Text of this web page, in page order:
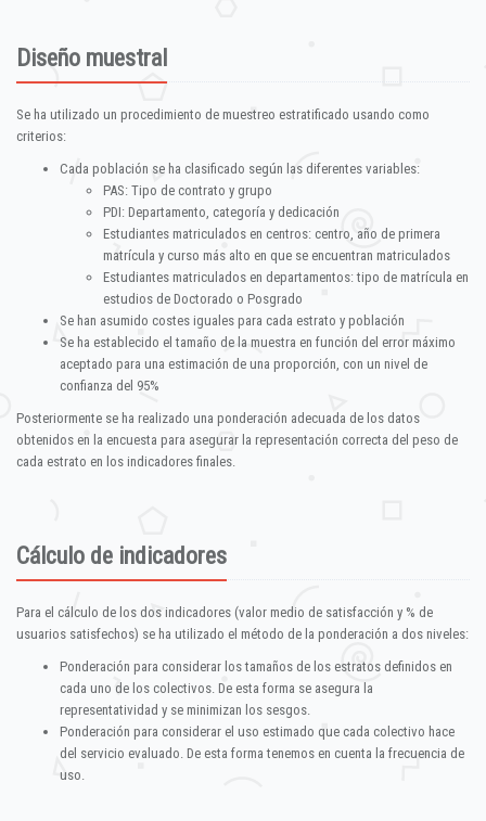
Diseño muestral
Se ha utilizado un procedimiento de muestreo estratificado usando como
criterios:
Cada población se ha clasificado según las diferentes variables:
PAS: Tipo de contrato y grupo
PDI: Departamento, categoría y dedicación
Estudiantes matriculados en centros: centro, año de primera
matrícula y curso más alto en que se encuentran matriculados
Estudiantes matriculados en departamentos: tipo de matrícula en
estudios de Doctorado o Posgrado
Se han asumido costes iguales para cada estrato y población
Se ha establecido el tamaño de la muestra en función del error máximo
aceptado para una estimación de una proporción, con un nivel de
confianza del 95%
Posteriormente se ha realizado una ponderación adecuada de los datos
obtenidos en la encuesta para asegurar la representación correcta del peso de
cada estrato en los indicadores finales.
Cálculo de indicadores
Para el cálculo de los dos indicadores (valor medio de satisfacción y % de
usuarios satisfechos) se ha utilizado el método de la ponderación a dos niveles:
Ponderación para considerar los tamaños de los estratos definidos en
cada uno de los colectivos. De esta forma se asegura la
representatividad y se minimizan los sesgos.
Ponderación para considerar el uso estimado que cada colectivo hace
del servicio evaluado. De esta forma tenemos en cuenta la frecuencia de
uso.